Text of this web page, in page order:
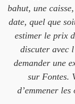
bahut, une
date, quel que
estimer le prix
discuter avec
demander une
sur Fontes.
d’emmener